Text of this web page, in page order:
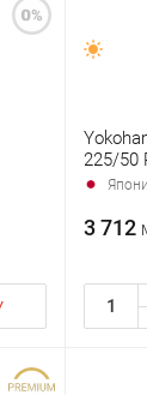
225/50
3 712